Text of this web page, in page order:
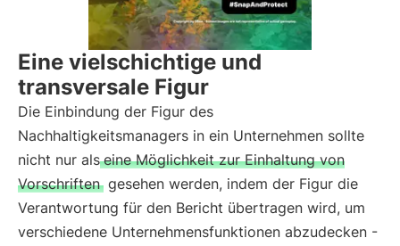
Eine vielschichtige und
transversale Figur
Die Einbindung der Figur des
Nachhaltigkeitsmanagers in ein Unternehmen sollte
nicht nur als eine Möglichkeit zur Einhaltung von
Vorschriften gesehen werden, indem der Figur die
Verantwortung für den Bericht übertragen wird, um
verschiedene Unternehmensfunktionen abzudecken -